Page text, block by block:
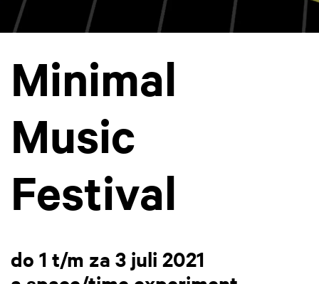
Minimal
Music
Festival
do 1 t/m za 3 juli 2021